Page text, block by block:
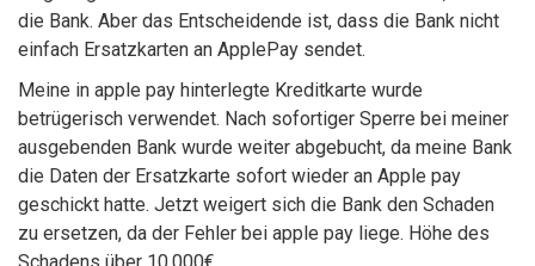
die Bank. Aber das Entscheidende ist, dass die Bank nicht
einfach Ersatzkarten an ApplePay sendet.
Meine in apple pay hinterlegte Kreditkarte wurde
betrügerisch verwendet. Nach sofortiger Sperre bei meiner
ausgebenden Bank wurde weiter abgebucht, da meine Bank
die Daten der Ersatzkarte sofort wieder an Apple pay
geschickt hatte. Jetzt weigert sich die Bank den Schaden
zu ersetzen, da der Fehler bei apple pay liege. Höhe des